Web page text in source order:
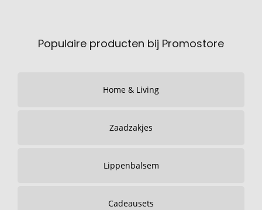
Populaire producten bij Promostore
Home & Living
Zaadzakjes
Lippenbalsem
Cadeausets